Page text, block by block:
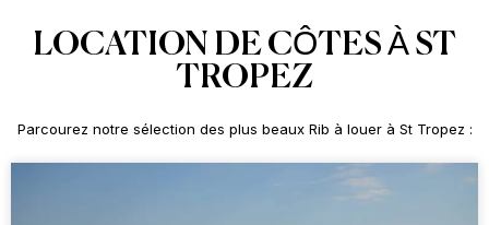
LOCATION DE CÔTES À ST
TROPEZ
Parcourez notre sélection des plus beaux Rib à louer à St Tropez :